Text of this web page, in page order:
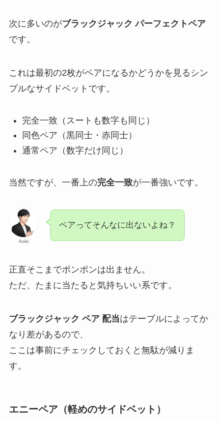
次に多いのがブラックジャック パーフェクトペア
です。
これは最初の2枚がペアになるかどうかを見るシン
プルなサイドベットです。
完全一致（スートも数字も同じ）
同色ペア（黒同士・赤同士）
通常ペア（数字だけ同じ）
当然ですが、一番上の完全一致が一番強いです。
Aoki
ペアってそんなに出ないよね？
正直そこまでポンポンは出ません。
ただ、たまに当たると気持ちいい系です。
ブラックジャック ペア 配当はテーブルによってか
なり差があるので、
ここは事前にチェックしておくと無駄が減りま
す。
エニーペア（軽めのサイドベット）